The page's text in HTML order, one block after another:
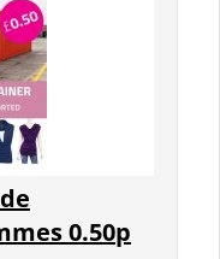
0.50p